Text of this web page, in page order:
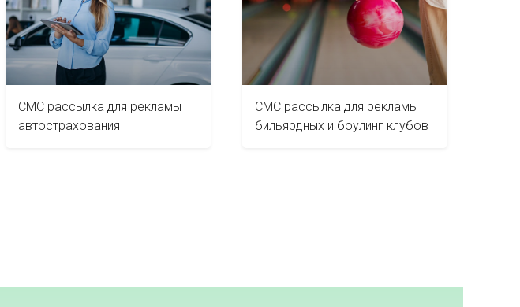
СМС рассылка для рекламы
автострахования
СМС рассылка для рекламы
бильярдных и боулинг клубов